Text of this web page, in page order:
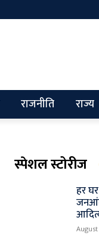
राजनीति राज्य
स्पेशल स्टोरीज
हर
August